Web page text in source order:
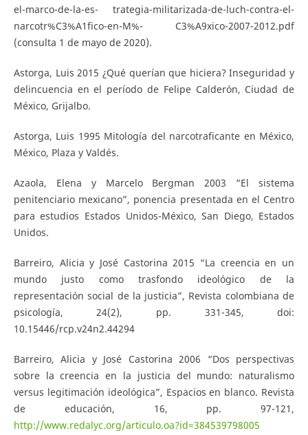
el-marco-de-la-es- trategia-militarizada-de-luch-contra-el-
narcotr%C3%A1fico-en-M%- C3%A9xico-2007-2012.pdf
(consulta 1 de mayo de 2020).
Astorga, Luis 2015 ¿Qué querían que hiciera? Inseguridad y
delincuencia en el período de Felipe Calderón, Ciudad de
México, Grijalbo.
Astorga, Luis 1995 Mitología del narcotraficante en México,
México, Plaza y Valdés.
Azaola, Elena y Marcelo Bergman 2003 “El sistema
penitenciario mexicano”, ponencia presentada en el Centro
para estudios Estados Unidos-México, San Diego, Estados
Unidos.
Barreiro, Alicia y José Castorina 2015 “La creencia en un
mundo justo como trasfondo ideológico de la
representación social de la justicia”, Revista colombiana de
psicología, 24(2), pp. 331-345, doi:
10.15446/rcp.v24n2.44294
Barreiro, Alicia y José Castorina 2006 “Dos perspectivas
sobre la creencia en la justicia del mundo: naturalismo
versus legitimación ideológica”, Espacios en blanco. Revista
de educación, 16, pp. 97-121,
http://www.redalyc.org/articulo.oa?id=384539798005